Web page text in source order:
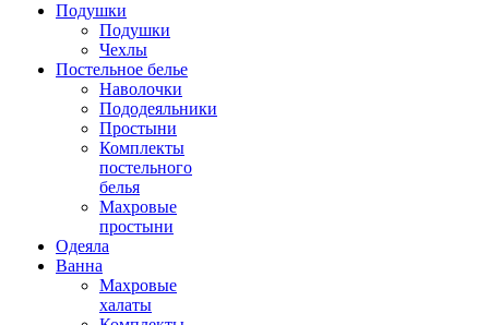
Подушки
Подушки
Чехлы
Постельное белье
Наволочки
Пододеяльники
Простыни
Комплекты
постельного
белья
Махровые
простыни
Одеяла
Ванна
Махровые
халаты